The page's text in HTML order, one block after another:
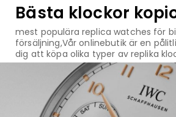
Hoppa
innehåll
Bästa klockor
mest populära replica watches för
försäljning,Vår onlinebutik är en
dig att köpa olika typer av replika